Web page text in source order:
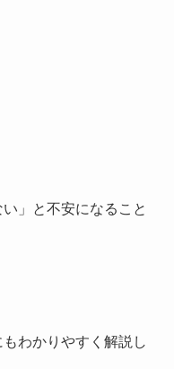
」と不安になること
わかりやすく解説し